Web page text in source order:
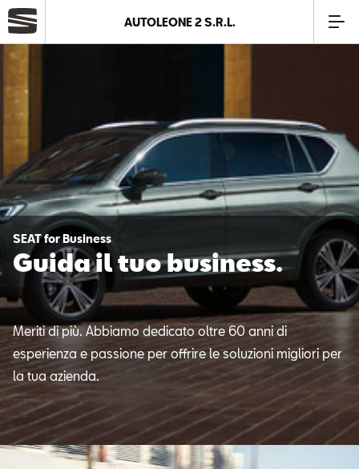
Modelli
Offerte
Service
Business
SEAT Usato Certificato
Contatti
Configuratore
AUTOLEONE 2 S.R.L.
SEAT for Business
Guida il tuo business.
Meriti di più. Abbiamo dedicato oltre 60 anni di
esperienza e passione per offrire le soluzioni migliori per
la tua azienda.